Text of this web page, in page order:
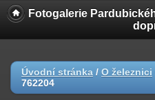
Fotogalerie
Úvodní stránka / O železnici
762204